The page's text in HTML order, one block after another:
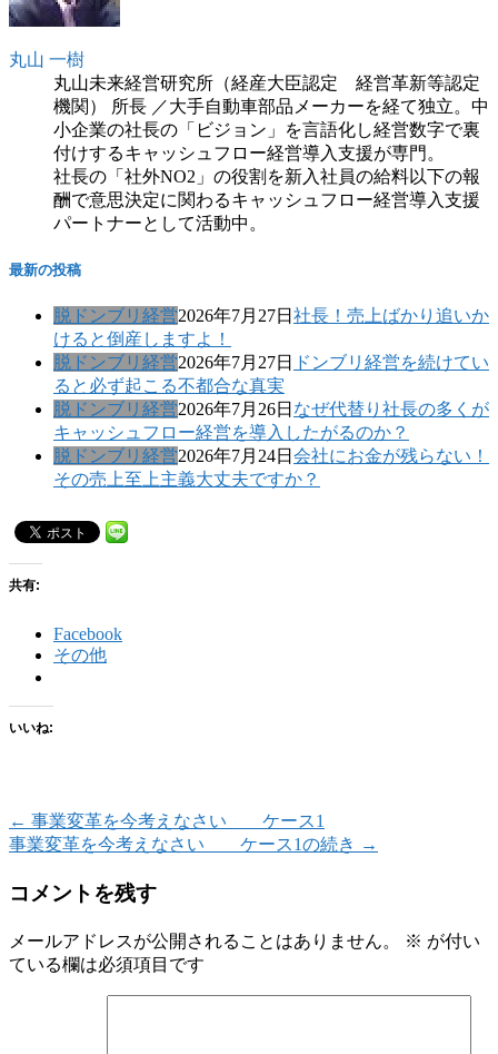
丸山 一樹
丸山未来経営研究所（経産大臣認定 経営革新等認定
機関） 所長 ／大手自動車部品メーカーを経て独立。中
小企業の社長の「ビジョン」を言語化し経営数字で裏
付けするキャッシュフロー経営導入支援が専門。
社長の「社外NO2」の役割を新入社員の給料以下の報
酬で意思決定に関わるキャッシュフロー経営導入支援
パートナーとして活動中。
最新の投稿
脱ドンブリ経営2026年7月27日 社長！売上ばかり追いか
けると倒産しますよ！
脱ドンブリ経営2026年7月27日 ドンブリ経営を続けてい
ると必ず起こる不都合な真実
脱ドンブリ経営2026年7月26日 なぜ代替り社長の多くが
キャッシュフロー経営を導入したがるのか？
脱ドンブリ経営2026年7月24日 会社にお金が残らない！
その売上至上主義大丈夫ですか？
共有:
Facebook
その他
いいね:
← 事業変革を今考えなさい ケース1
事業変革を今考えなさい ケース1の続き →
コメントを残す
メールアドレスが公開されることはありません。 ※ が付い
ている欄は必須項目です